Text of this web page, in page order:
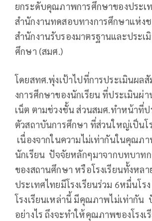
ยกระดับคุณภาพการศึกษาของประเ
สำนักงานทดสอบทางการศึกษาแห่ง
สำนักงานรับรองมาตรฐานและประ
ศึกษา (สมศ.)
โดยสทศ.พุ่งเป้าไปที่การประเมินผล
งการศีกษาของนักเรียน ที่ประเมินผ่
เน็ต ตามช่วงชั้น ส่วนสมศ.ทำหน้าที่
ตัวสถาบันการศึกษา ที่ส่วนใหญ่เป็นโ
เนื่องจากในความไม่เท่ากันในคุณภา
นักเรียน ปัจจัยหลักๆมาจากบทบาท
ของสถานศึกษา หรือโรงเรียนทั้งหล
ประเทศไทยมีโรงเรียนร่วม 6หมื่นโ
โรงเรียนเหล่านี้ มีคุณภาพไม่เท่ากั
อย่างไร ถึงจะทำให้คุณภาพของโรงเ